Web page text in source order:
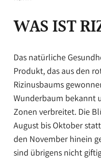
WAS IST
Das natürliche
Produkt, das aus den
Rizinusbaums
Wunderbaum bekannt
Zonen verbreitet. Die
August bis Oktober
den November hinein
sind übrigens nicht